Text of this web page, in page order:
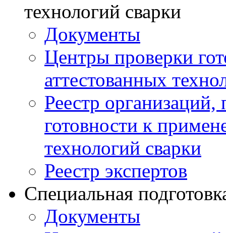
технологий сварки
Документы
Центры проверки
аттестованных
Реестр
готовности к
технологий сварки
Реестр экспертов
Специальная
Документы